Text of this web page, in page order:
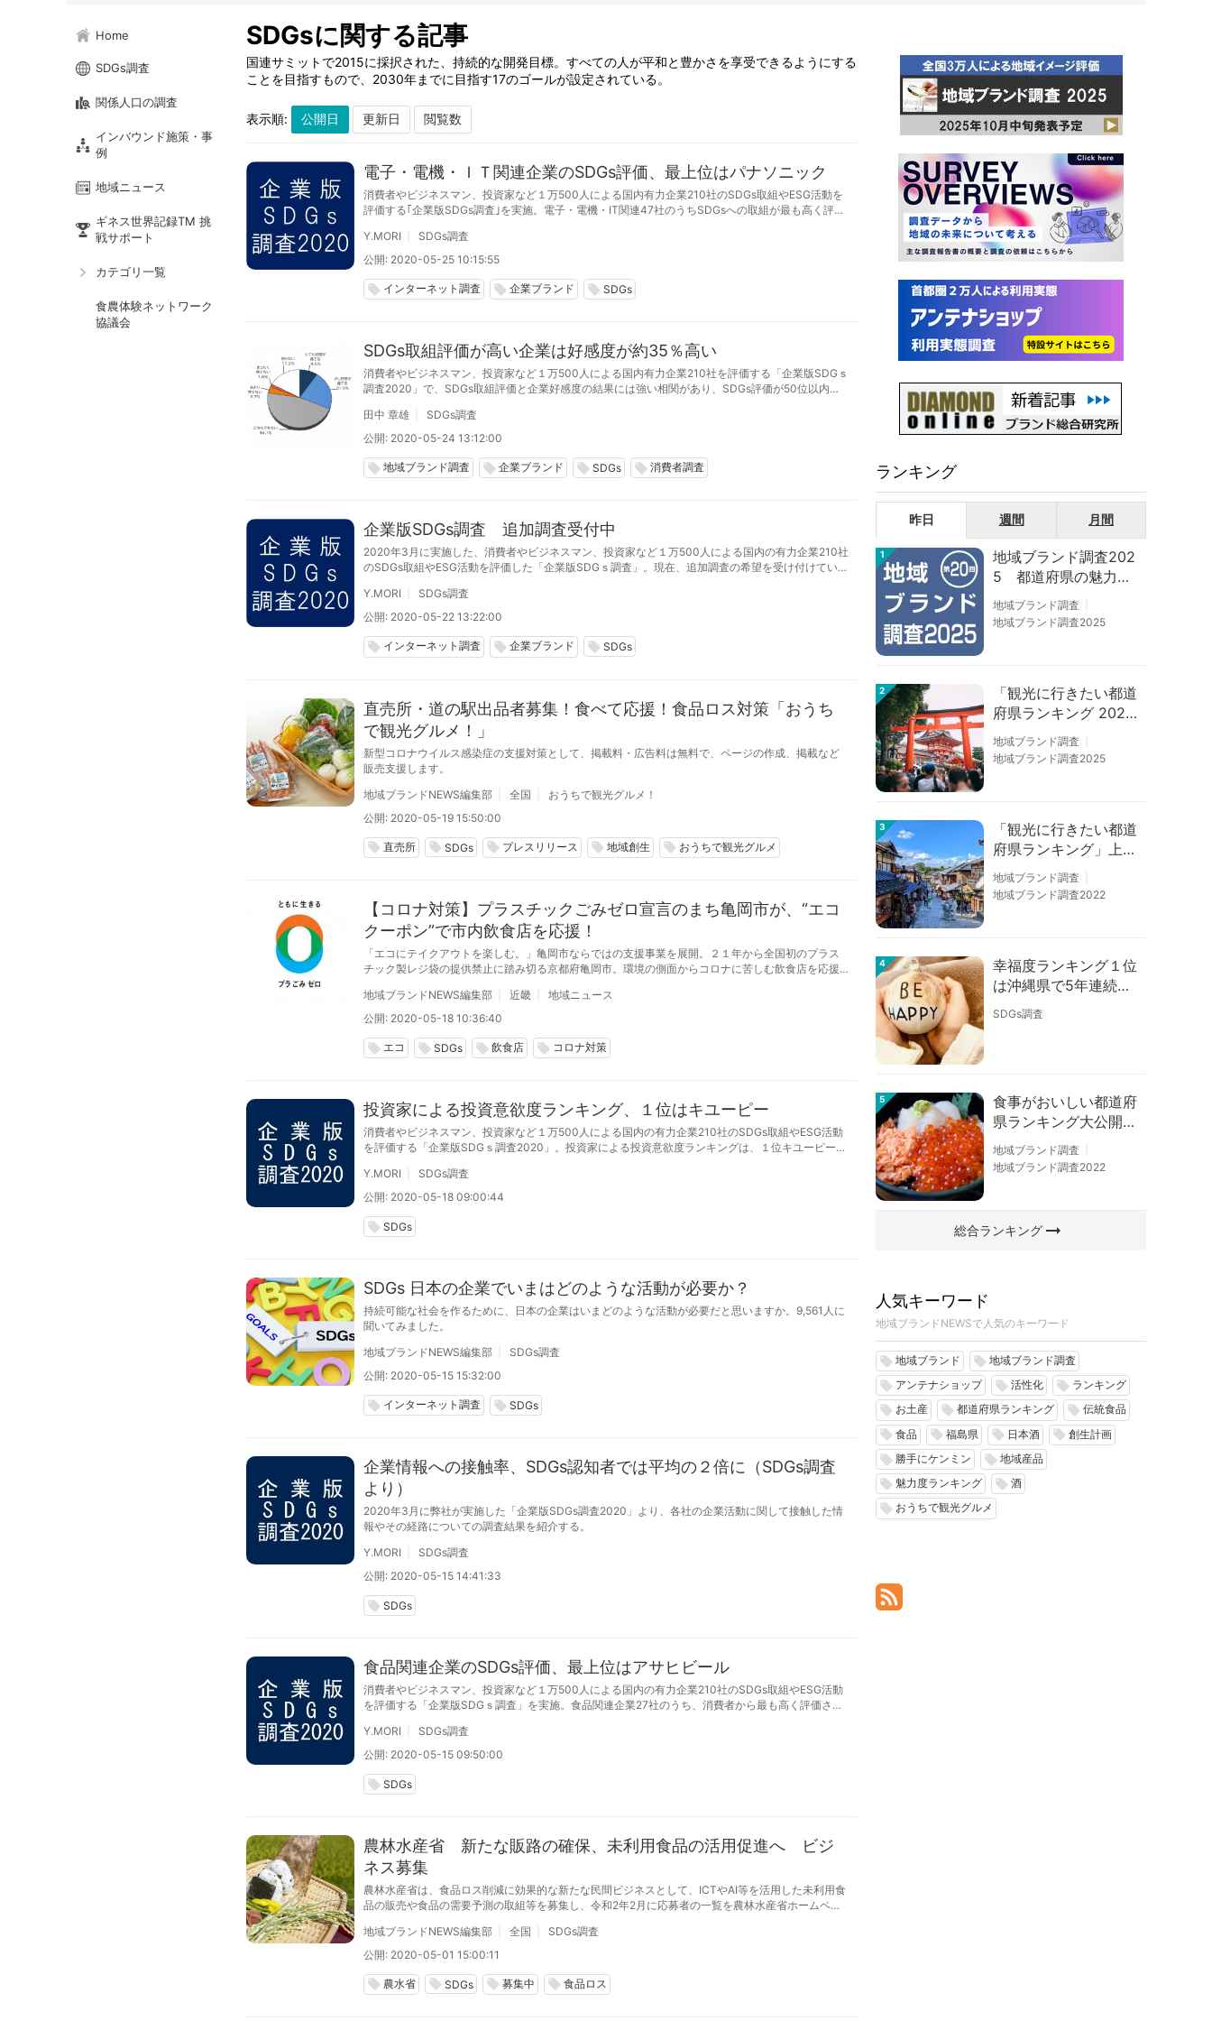
Home
SDGs調査
関係人口の調査
インバウンド施策・事
例
地域ニュース
ギネス世界記録TM 挑
戦サポート
カテゴリ一覧
食農体験ネットワーク
協議会
SDGsに関する記事
国連サミットで2015に採択された、持続的な開発目標。すべての人が平和と豊かさを享受できるようにする
ことを目指すもので、2030年までに目指す17のゴールが設定されている。
表示順:
電子・電機・ＩＴ関連企業のSDGs評価、最上位はパナソニック
消費者やビジネスマン、投資家など１万500人による国内有力企業210社のSDGs取組やESG活動を
評価する｢企業版SDGs調査｣を実施。電子・電機・IT関連47社のうちSDGsへの取組が最も高く評価
Y.MORI
SDGs調査
公開: 2020-05-25 10:15:55
local_offer インターネット調査 local_offer 企業ブランド local_offer SDGs
SDGs取組評価が高い企業は好感度が約35％高い
消費者やビジネスマン、投資家など１万500人による国内有力企業210社を評価する「企業版SDGｓ
調査2020」で、SDGs取組評価と企業好感度の結果には強い相関があり、SDGs評価が50位以内の
田中 章雄
SDGs調査
公開: 2020-05-24 13:12:00
local_offer 地域ブランド調査 local_offer 企業ブランド local_offer SDGs local_offer 消費者調査
企業版SDGs調査 追加調査受付中
2020年3月に実施した、消費者やビジネスマン、投資家など１万500人による国内の有力企業210社
のSDGs取組やESG活動を評価した「企業版SDGｓ調査」。現在、追加調査の希望を受け付けていま
Y.MORI
SDGs調査
公開: 2020-05-22 13:22:00
local_offer インターネット調査 local_offer 企業ブランド local_offer SDGs
直売所・道の駅出品者募集！食べて応援！食品ロス対策「おうち
で観光グルメ！」
新型コロナウイルス感染症の支援対策として、掲載料・広告料は無料で、ページの作成、掲載など
販売支援します。
地域ブランドNEWS編集部
全国
おうちで観光グルメ！
公開: 2020-05-19 15:50:00
local_offer 直売所 local_offer SDGs local_offer プレスリリース local_offer 地域創生 local_offer おうちで観光グルメ
【コロナ対策】プラスチックごみゼロ宣言のまち亀岡市が、“エコ
クーポン”で市内飲食店を応援！
「エコにテイクアウトを楽しむ。」亀岡市ならではの支援事業を展開。２１年から全国初のプラス
チック製レジ袋の提供禁止に踏み切る京都府亀岡市。環境の側面からコロナに苦しむ飲食店を応援
地域ブランドNEWS編集部
近畿
地域ニュース
公開: 2020-05-18 10:36:40
local_offer エコ local_offer SDGs local_offer 飲食店 local_offer コロナ対策
投資家による投資意欲度ランキング、１位はキユーピー
消費者やビジネスマン、投資家など１万500人による国内の有力企業210社のSDGs取組やESG活動
を評価する「企業版SDGｓ調査2020」。投資家による投資意欲度ランキングは、１位キユーピー、
Y.MORI
SDGs調査
公開: 2020-05-18 09:00:44
local_offer SDGs
SDGs 日本の企業でいまはどのような活動が必要か？
持続可能な社会を作るために、日本の企業はいまどのような活動が必要だと思いますか。9,561人に
聞いてみました。
地域ブランドNEWS編集部
SDGs調査
公開: 2020-05-15 15:32:00
local_offer インターネット調査 local_offer SDGs
企業情報への接触率、SDGs認知者では平均の２倍に（SDGs調査
より）
2020年3月に弊社が実施した「企業版SDGs調査2020」より、各社の企業活動に関して接触した情
報やその経路についての調査結果を紹介する。
Y.MORI
SDGs調査
公開: 2020-05-15 14:41:33
local_offer SDGs
食品関連企業のSDGs評価、最上位はアサヒビール
消費者やビジネスマン、投資家など１万500人による国内の有力企業210社のSDGs取組やESG活動
を評価する「企業版SDGｓ調査」を実施。食品関連企業27社のうち、消費者から最も高く評価され
Y.MORI
SDGs調査
公開: 2020-05-15 09:50:00
local_offer SDGs
農林水産省 新たな販路の確保、未利用食品の活用促進へ ビジ
ネス募集
農林水産省は、食品ロス削減に効果的な新たな民間ビジネスとして、ICTやAI等を活用した未利用食
品の販売や食品の需要予測の取組等を募集し、令和2年2月に応募者の一覧を農林水産省ホームペー
ついて、農林水産省ホームページへの掲載を希望する企業を募集する。
地域ブランドNEWS編集部 全国
SDGs調査
公開: 2020-05-01 15:00:11
local_offer 農水省 local_offer SDGs local_offer 募集中 local_offer 食品ロス
ランキング
昨日 週間 月間
1
地域ブランド調査202
5 都道府県の魅力度
等調査結果
地域ブランド調査
地域ブランド調査2025
2
「観光に行きたい都道
府県ランキング 202
6」京都は低下、神奈
川上昇
地域ブランド調査
地域ブランド調査2025
3
「観光に行きたい都道
府県ランキング」上位
の順位に変動あり
地域ブランド調査
地域ブランド調査2022
4
幸福度ランキング１位
は沖縄県で5年連続！
佐賀、愛知が順位上昇
【幸福度調査2026】
SDGs調査
5
食事がおいしい都道府
県ランキング大公開！
１位は北海道、３位は
大阪府、２位は〇〇
地域ブランド調査
地域ブランド調査2022
総合ランキングarrow_right_alt
人気キーワード
地域ブランドNEWSで人気のキーワード
local_offer 地域ブランド local_offer 地域ブランド調査
local_offer アンテナショップ local_offer 活性化 local_offer ランキング
local_offer お土産 local_offer 都道府県ランキング local_offer 伝統食品
local_offer 食品 local_offer 福島県 local_offer 日本酒 local_offer 創生計画
local_offer 勝手にケンミン local_offer 地域産品
local_offer 魅力度ランキング local_offer 酒
local_offer おうちで観光グルメ